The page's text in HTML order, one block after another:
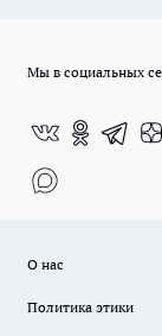
Мы в социальных
О нас
Политика этики